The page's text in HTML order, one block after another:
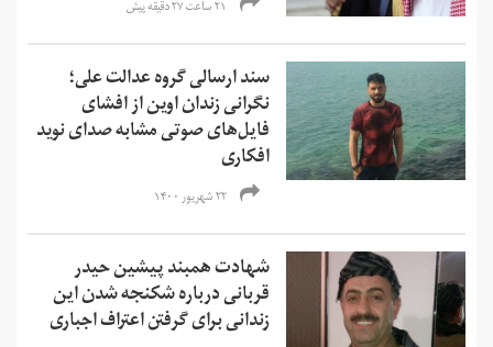
۲۱ ساعت ۲۷ دقیقه پیش
سند ارسالی گروه عدالت علی؛
نگرانی زندان اوین از افشای
فایل‌های صوتی مشابه صدای نوید
افکاری
۲۲ شهریور ۱۴۰۰
شهادت همبند پیشین حیدر
قربانی درباره شکنجه‌ شدن این
زندانی برای گرفتن اعتراف اجباری